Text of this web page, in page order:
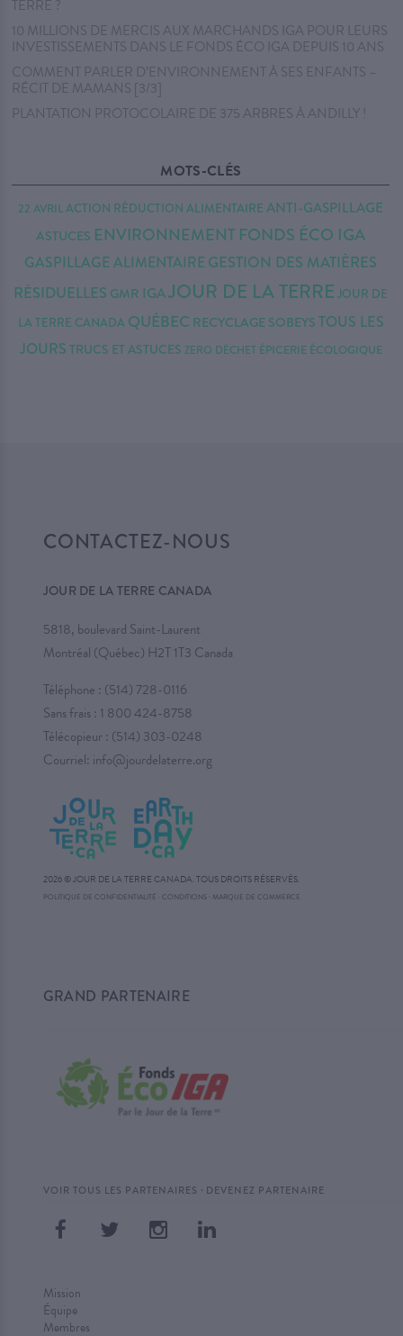
TERRE ?
10 MILLIONS DE MERCIS AUX MARCHANDS IGA POUR LEURS
INVESTISSEMENTS DANS LE FONDS ÉCO IGA DEPUIS 10 ANS
COMMENT PARLER D’ENVIRONNEMENT À SES ENFANTS –
RÉCIT DE MAMANS [3/3]
PLANTATION PROTOCOLAIRE DE 375 ARBRES À ANDILLY !
MOTS-CLÉS
22 AVRILACTION RÉDUCTION ALIMENTAIRE ANTI-GASPILLAGE
ASTUCES ENVIRONNEMENTFONDS ÉCO IGA
GASPILLAGE ALIMENTAIREGESTION DES MATIÈRES
RÉSIDUELLES GMR IGAJOUR DE LA TERRE JOUR DE
LA TERRE CANADA QUÉBEC RECYCLAGE SOBEYSTOUS LES
JOURS TRUCS ET ASTUCES ZERO DÉCHET ÉPICERIE ÉCOLOGIQUE
CONTACTEZ-NOUS
JOUR DE LA TERRE CANADA
5818, boulevard Saint-Laurent
Montréal (Québec) H2T 1T3 Canada
Téléphone : (514) 728-0116
Sans frais : 1 800 424-8758
Télécopieur : (514) 303-0248
Courriel: info@jourdelaterre.org
2026 © JOUR DE LA TERRE CANADA. TOUS DROITS RÉSERVÉS.
POLITIQUE DE CONFIDENTIALITÉ CONDITIONS·MARQUE DE COMMERCE
GRAND PARTENAIRE
VOIR TOUS LES PARTENAIRES · DEVENEZ PARTENAIRE
Mission
Équipe
Membres